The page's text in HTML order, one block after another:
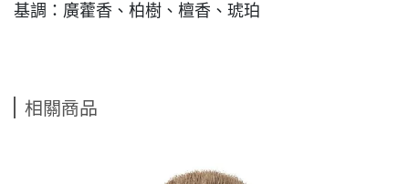
基調：廣藿香、柏樹、檀香、琥珀
相關商品